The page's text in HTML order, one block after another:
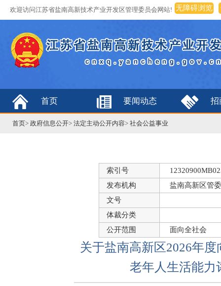
欢迎访问江苏省盐南高新技术产业开发区管理委员会网站! 无障碍浏览
首页 要闻动态 招
首页> 政府信息公开> 法定主动公开内容> 社会公益事业
索引号
发布机构
盐南高新区管
文号
体裁分类
公开范围
面向全社会
关于盐南高新区2026年
老年人生活能力